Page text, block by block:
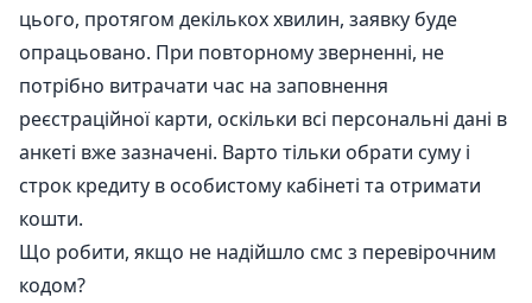
цього, протягом декількох хвилин, заявку буде
опрацьовано. При повторному зверненні, не
потрібно витрачати час на заповнення
реєстраційної карти, оскільки всі персональні дані в
анкеті вже зазначені. Варто тільки обрати суму і
строк кредиту в особистому кабінеті та отримати
кошти.
Що робити, якщо не надійшло смс з перевірочним
кодом?